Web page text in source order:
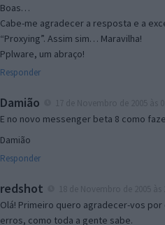
Boas…
Cabe-me agradecer a resposta e a
“Proxying”. Assim sim… Maravilha!
Pplware, um abraço!
Responder
Damião
E no novo messenger beta 8 como
Damião
Responder
redshot
Olá! Primeiro quero agradecer-vos
erros, como toda a gente sabe.